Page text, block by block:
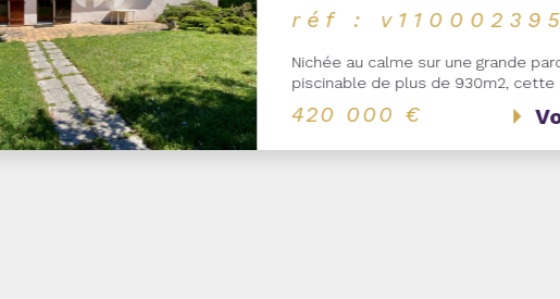
commodités, venez découvrir cette
indépendante de plain pied,
parfaitement...
469 900 €